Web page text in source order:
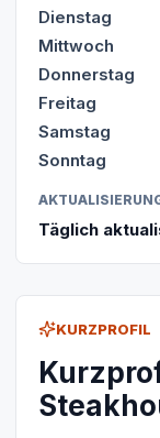
KURZPROFIL
Dienstag
Mittwoch
Donnerstag
Freitag
Samstag
Sonntag
Täglich